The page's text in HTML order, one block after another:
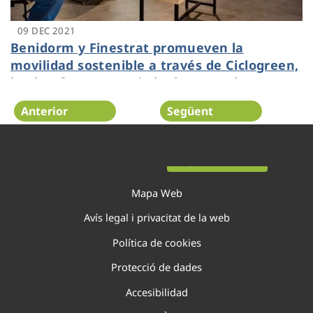
09 DEC 2021
Benidorm y Finestrat promueven la
movilidad sostenible a través de Ciclogreen,
la plataforma premiada durante el reto
Dinapsis Open Challenge
Anterior Següent
Mapa Web
Avís legal i privacitat de la web
Política de cookies
Protecció de dades
Accesibilidad